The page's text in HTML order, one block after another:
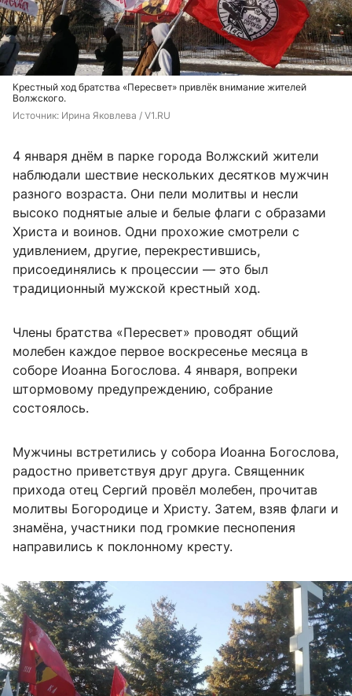
Крестный ход братства «Пересвет» привлёк внимание жителей
Волжского.
Источник: Ирина Яковлева / V1.RU
4 января днём в парке города Волжский жители
наблюдали шествие нескольких десятков мужчин
разного возраста. Они пели молитвы и несли
высоко поднятые алые и белые флаги с образами
Христа и воинов. Одни прохожие смотрели с
удивлением, другие, перекрестившись,
присоединялись к процессии — это был
традиционный мужской крестный ход.
Члены братства «Пересвет» проводят общий
молебен каждое первое воскресенье месяца в
соборе Иоанна Богослова. 4 января, вопреки
штормовому предупреждению, собрание
состоялось.
Мужчины встретились у собора Иоанна Богослова,
радостно приветствуя друг друга. Священник
прихода отец Сергий провёл молебен, прочитав
молитвы Богородице и Христу. Затем, взяв флаги и
знамёна, участники под громкие песнопения
направились к поклонному кресту.